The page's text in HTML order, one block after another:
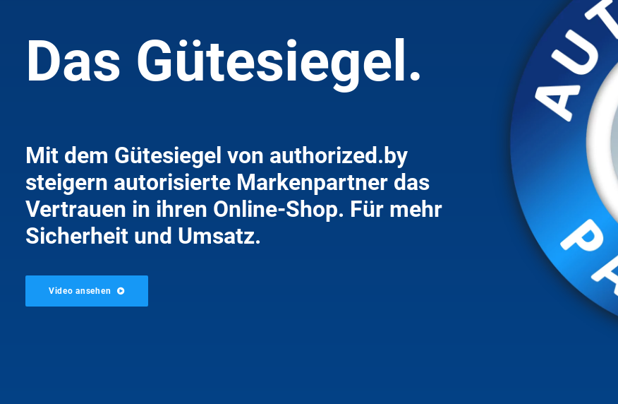
Das Gütesiegel.
Mit dem Gütesiegel von authorized.by
steigern autorisierte Markenpartner das
Vertrauen in ihren Online-Shop. Für mehr
Sicherheit und Umsatz.
Video ansehen